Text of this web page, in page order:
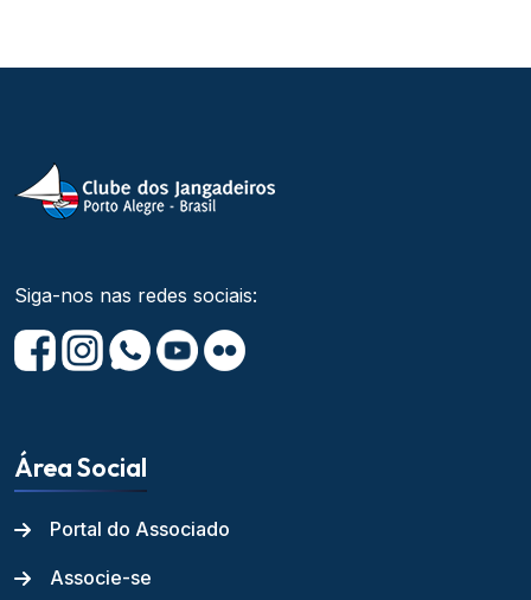
Siga-nos nas redes sociais:
Área Social
Portal do Associado
Associe-se